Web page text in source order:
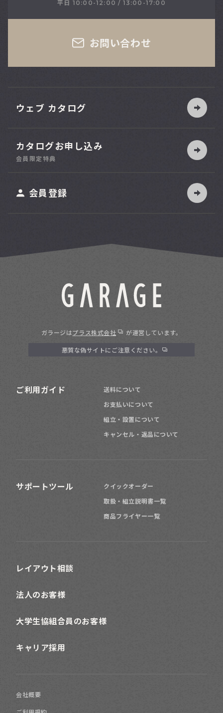
平日 10:00-12:00 / 13:00-17:00
お問い合わせ
ウェブ カタログ
カタログお申し込み
会員限定特典
会員登録
ガラージはプラス株式会社 が運営しています。
悪質な偽サイトにご注意ください。
ご利用ガイド
送料について
お支払いについて
組立・設置について
キャンセル・返品について
サポートツール
クイックオーダー
取扱・組立説明書一覧
商品フライヤー一覧
レイアウト相談
法人のお客様
大学生協組合員のお客様
キャリア採用
会社概要